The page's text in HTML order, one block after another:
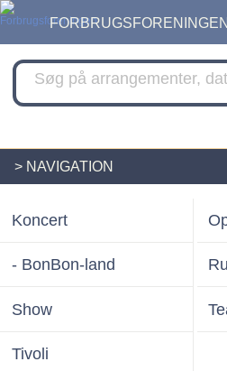
FORBRUGSFORENINGEN
> NAVIGATION
Koncert
- BonBon-land
Show
Tivoli